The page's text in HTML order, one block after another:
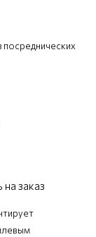
заказ